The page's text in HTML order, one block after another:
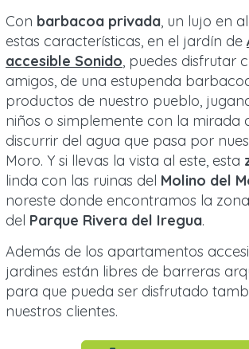
Con barbacoa privada, un lujo en
estas características, en el jardín de
accesible Sonido, puedes disfrutar
amigos, de una estupenda
productos de nuestro pueblo,
niños o simplemente con la mirada
discurrir del agua que pasa por
Moro. Y si llevas la vista al este, esta
linda con las ruinas del Molino del
noreste donde encontramos la
del Parque Rivera del Iregua.
Además de los apartamentos
jardines están libres de barreras
para que pueda ser disfrutado
nuestros clientes.